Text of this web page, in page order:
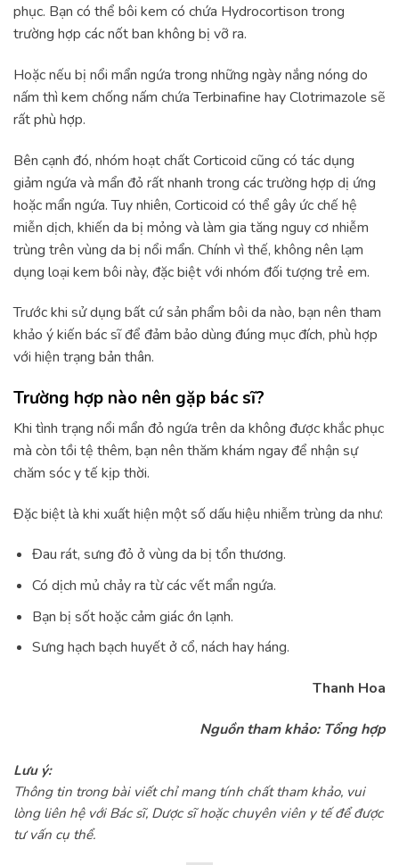
phục. Bạn có thể bôi kem có chứa Hydrocortison trong
trường hợp các nốt ban không bị vỡ ra.
Hoặc nếu bị nổi mẩn ngứa trong những ngày nắng nóng do
nấm thì kem chống nấm chứa Terbinafine hay Clotrimazole sẽ
rất phù hợp.
Bên cạnh đó, nhóm hoạt chất Corticoid cũng có tác dụng
giảm ngứa và mẩn đỏ rất nhanh trong các trường hợp dị ứng
hoặc mẩn ngứa. Tuy nhiên, Corticoid có thể gây ức chế hệ
miễn dịch, khiến da bị mỏng và làm gia tăng nguy cơ nhiễm
trùng trên vùng da bị nổi mẩn. Chính vì thế, không nên lạm
dụng loại kem bôi này, đặc biệt với nhóm đối tượng trẻ em.
Trước khi sử dụng bất cứ sản phẩm bôi da nào, bạn nên tham
khảo ý kiến bác sĩ để đảm bảo dùng đúng mục đích, phù hợp
với hiện trạng bản thân.
Trường hợp nào nên gặp bác sĩ?
Khi tình trạng nổi mẩn đỏ ngứa trên da không được khắc phục
mà còn tồi tệ thêm, bạn nên thăm khám ngay để nhận sự
chăm sóc y tế kịp thời.
Đặc biệt là khi xuất hiện một số dấu hiệu nhiễm trùng da như:
Đau rát, sưng đỏ ở vùng da bị tổn thương.
Có dịch mủ chảy ra từ các vết mẩn ngứa.
Bạn bị sốt hoặc cảm giác ớn lạnh.
Sưng hạch bạch huyết ở cổ, nách hay háng.
Thanh Hoa
Nguồn tham khảo: Tổng hợp
Lưu ý:
Thông tin trong bài viết chỉ mang tính chất tham khảo, vui
lòng liên hệ với Bác sĩ, Dược sĩ hoặc chuyên viên y tế để được
tư vấn cụ thể.